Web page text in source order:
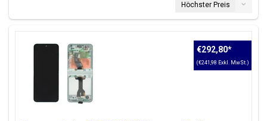
Höchster Preis
€292,80*
(€241,98 Exkl. MwSt.)